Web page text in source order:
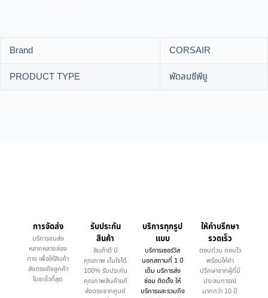
Brand
CORSAIR
PRODUCT TYPE
พัดลมซีพียู
การจัดส่ง
บริการขนส่ง
หลากหลายช่อง
ทาง เพื่อให้สินค้า
ส่งตรงถึงลูกค้า
โดยเร็วที่สุด
รับประกัน
สินค้า
สินค้าดี มี
คุณภาพ มั่นใจได้
100% รับประกัน
คุณภาพสินค้าแท้
ส่งตรงจากศูนย์
บริการทุกรูป
แบบ
บริการเซอร์วิส
นอกสถานที่ 1 ปี
เต็ม บริการส่ง
ซ่อม ติดตั้ง ให้
บริการและรวมถึง
ให้คำบรึกษา
รวดเร็ว
ตอบด่วน ตอบไว
พร้อมให้คำ
ปรึกษาจากผู้ที่มี
ประสบการณ์
มากกว่า 10 ปี